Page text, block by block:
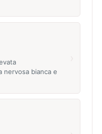
nervosa bianca e